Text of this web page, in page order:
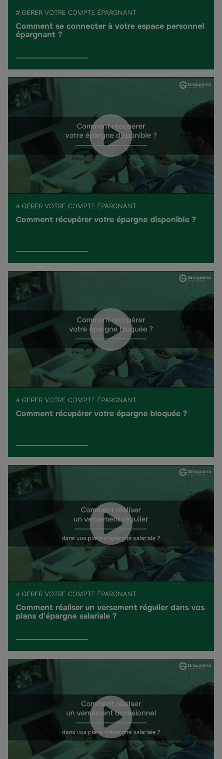
# GÉRER VOTRE COMPTE ÉPARGNANT
Comment se connecter à votre espace personnel
épargnant ?
# GÉRER VOTRE COMPTE ÉPARGNANT
Comment récupérer votre épargne disponible ?
# GÉRER VOTRE COMPTE ÉPARGNANT
Comment récupérer votre épargne bloquée ?
# GÉRER VOTRE COMPTE ÉPARGNANT
Comment réaliser un versement régulier dans vos
plans d'épargne salariale ?